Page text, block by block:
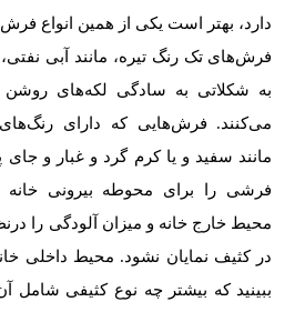
دارد، بهتر است یکی از همین انواع
فرش‌های تک رنگ تیره، مانند آبی
به شکلاتی به سادگی لکه‌های روشن
می‌کنند. فرش‌هایی که دارای
مانند سفید و یا کرم گرد و غبار و جای
فرشی را برای محوطه بیرونی خانه
محیط خارج خانه و میزان آلودگی را
در کثیف نمایان نشود. محیط داخلی
ببینید که بیشتر چه نوع کثیفی